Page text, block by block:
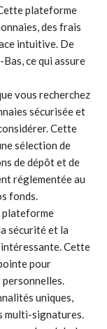
plateforme
des frais
intuitive. De
ce qui assure
vous recherchez
sécurisée et
Cette
sélection de
de dépôt et de
réglementée au
fonds.
plateforme
sécurité et la
Cette
pour
uniques,
multi-signatures.